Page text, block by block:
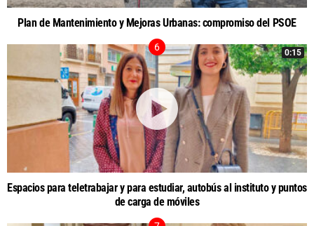
Plan de Mantenimiento y Mejoras Urbanas: compromiso del PSOE
0:15
Espacios para teletrabajar y para estudiar, autobús al instituto y puntos
de carga de móviles